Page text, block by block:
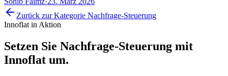
Zurück zur Kategorie Nachfrage-Steuerung
Innoflat in Aktion
Setzen Sie Nachfrage-Steuerung mit
Innoflat um.